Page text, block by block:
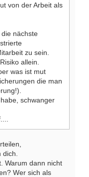
von der Arbeit als
nächste
zu sein.
allein.
was ist mut
die man
schwanger
Warum dann nicht
Wer sich als